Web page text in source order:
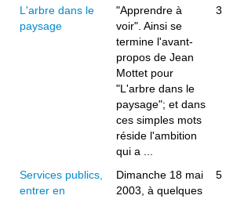
L'arbre dans le
paysage
"Apprendre à
voir". Ainsi se
termine l'avant-
propos de Jean
Mottet pour
"L'arbre dans le
paysage"; et dans
ces simples mots
réside l'ambition
qui a ...
3
Services publics,
entrer en
Dimanche 18 mai
2003, à quelques
5